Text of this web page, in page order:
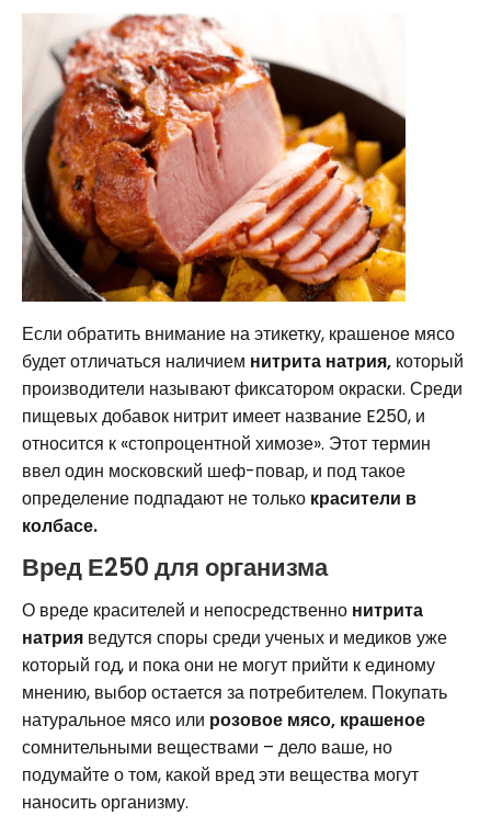
Если обратить внимание на этикетку, крашеное мясо
будет отличаться наличием нитрита натрия, который
производители называют фиксатором окраски. Среди
пищевых добавок нитрит имеет название E250, и
относится к «стопроцентной химозе». Этот термин
ввел один московский шеф-повар, и под такое
определение подпадают не только красители в
колбасе.
Вред Е250 для организма
О вреде красителей и непосредственно нитрита
натрия ведутся споры среди ученых и медиков уже
который год, и пока они не могут прийти к единому
мнению, выбор остается за потребителем. Покупать
натуральное мясо или розовое мясо, крашеное
сомнительными веществами – дело ваше, но
подумайте о том, какой вред эти вещества могут
наносить организму.